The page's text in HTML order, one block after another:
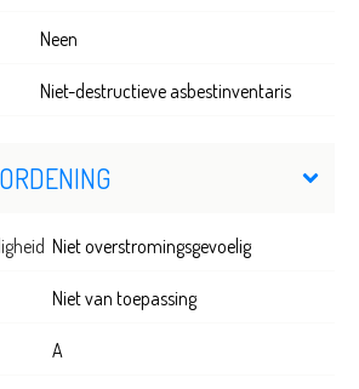
Neen
Niet-destructieve asbestinventaris
Niet overstromingsgevoelig
Niet van toepassing
A